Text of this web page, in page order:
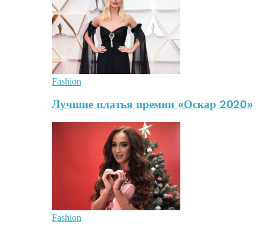
Fashion
Лучшие платья премии «Оскар 2020»
Fashion